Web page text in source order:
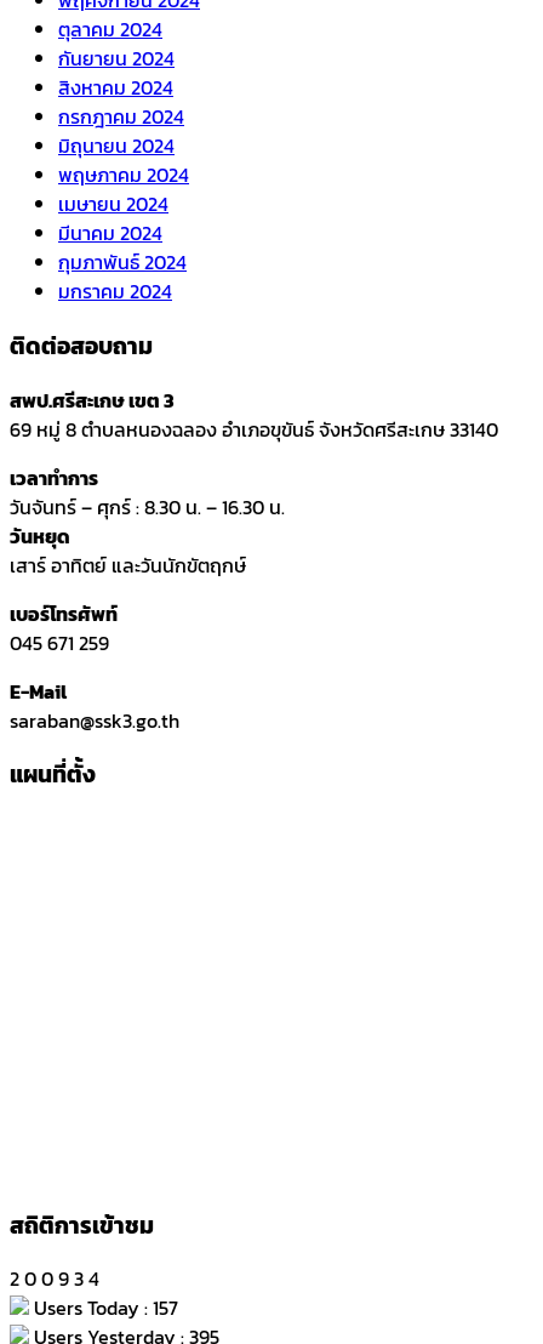
ตุลาคม 2024
กันยายน 2024
สิงหาคม 2024
กรกฎาคม 2024
มิถุนายน 2024
พฤษภาคม 2024
เมษายน 2024
มีนาคม 2024
กุมภาพันธ์ 2024
มกราคม 2024
ติดต่อสอบถาม
สพป.ศรีสะเกษ เขต 3
69 หมู่ 8 ตำบลหนองฉลอง อำเภอขุขันธ์ จังหวัดศรีสะเกษ 33140
เวลาทำการ
วันจันทร์ – ศุกร์ : 8.30 น. – 16.30 น.
วันหยุด
เสาร์ อาทิตย์ และวันนักขัตฤกษ์
เบอร์โทรศัพท์
045 671 259
E-Mail
saraban@ssk3.go.th
แผนที่ตั้ง
สถิติการเข้าชม
200934
Users Today : 157
Users Yesterday : 395